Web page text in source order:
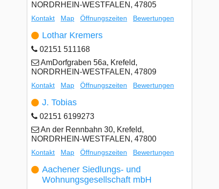
NORDRHEIN-WESTFALEN, 47805
Kontakt Map Öffnungszeiten Bewertungen
Lothar Kremers
02151 511168
AmDorfgraben 56a, Krefeld,
NORDRHEIN-WESTFALEN, 47809
Kontakt Map Öffnungszeiten Bewertungen
J. Tobias
02151 6199273
An der Rennbahn 30, Krefeld,
NORDRHEIN-WESTFALEN, 47800
Kontakt Map Öffnungszeiten Bewertungen
Aachener Siedlungs- und
Wohnungsgesellschaft mbH